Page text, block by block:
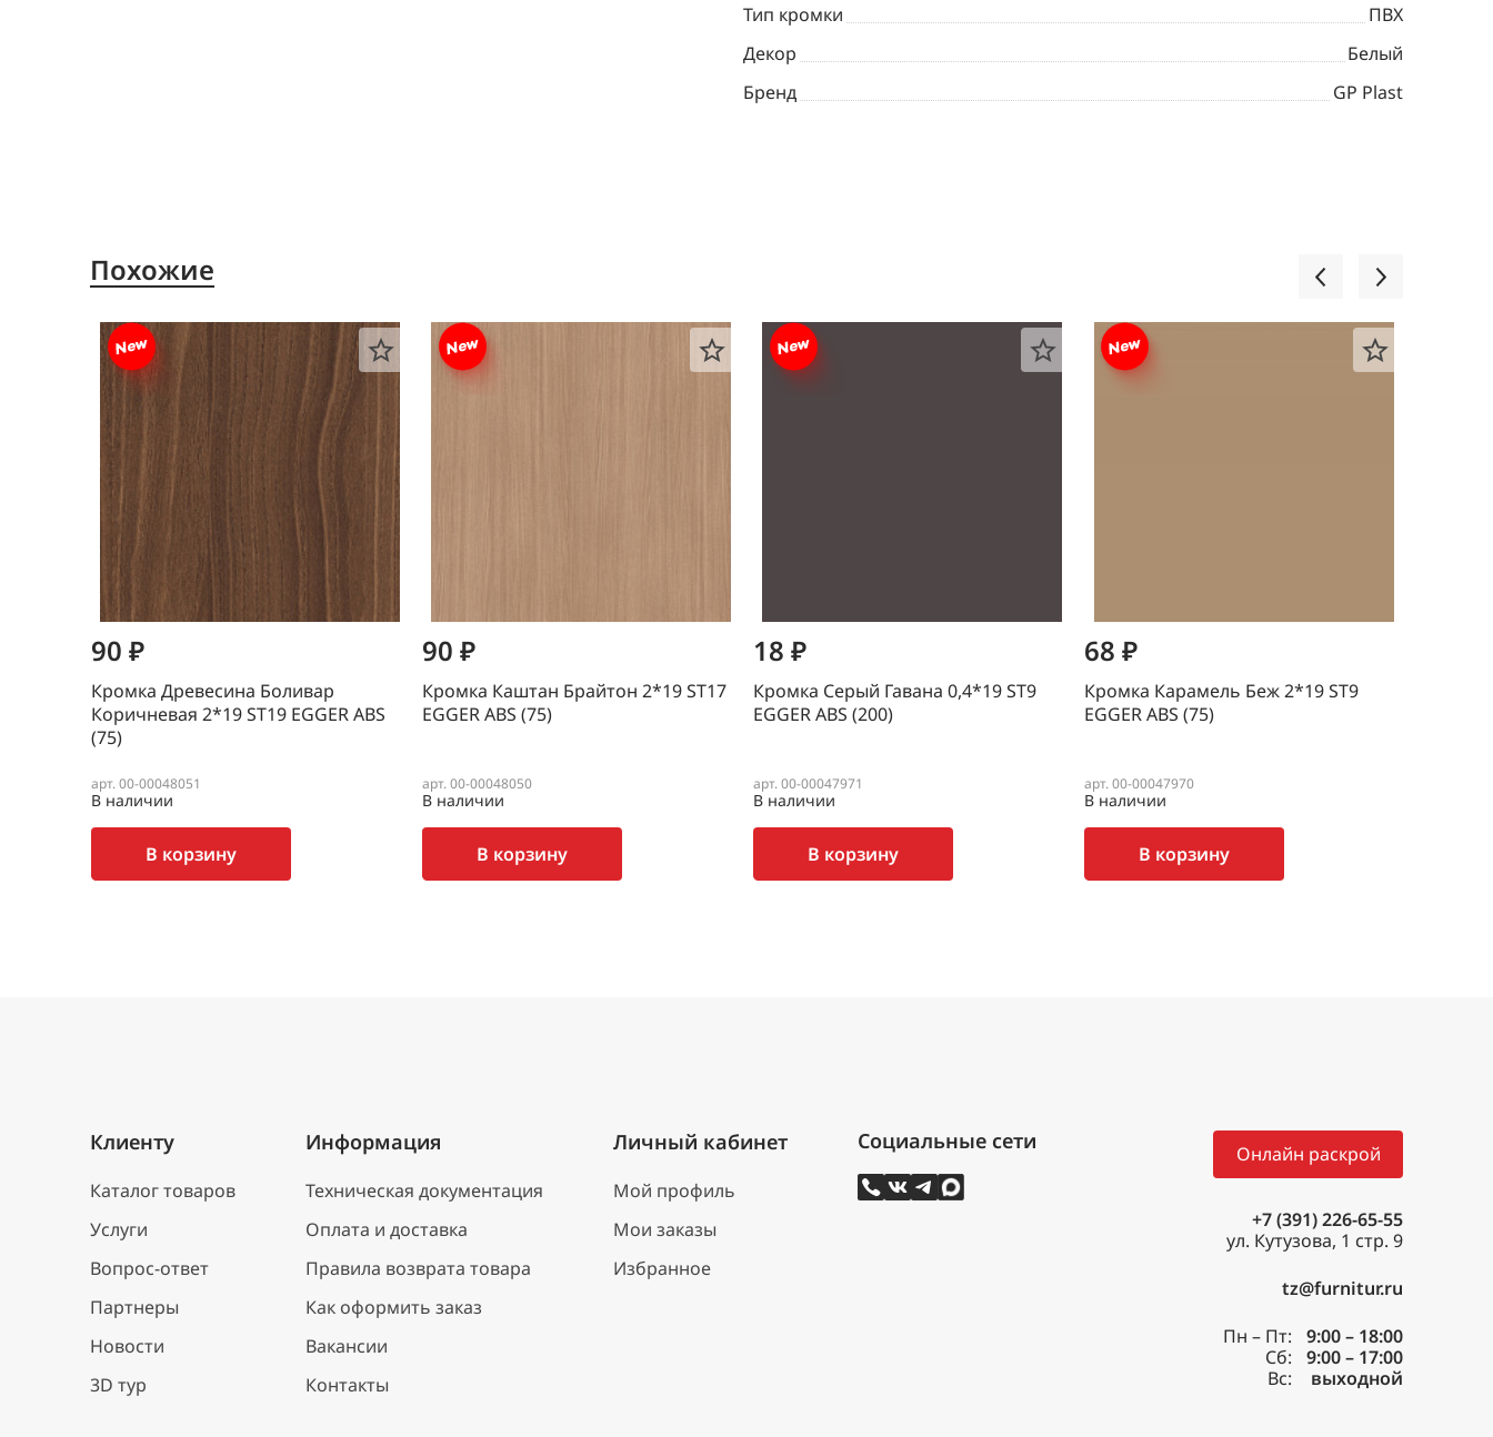
Тип кромки
ПВХ
Декор
Белый
Бренд
GP Plast
Похожие
90 ₽
Кромка Древесина Боливар
Коричневая 2*19 SТ19 EGGER ABS
(75)
арт. 00-00048051
В наличии
В корзину
90 ₽
Кромка Каштан Брайтон 2*19 SТ17
EGGER ABS (75)
арт. 00-00048050
В наличии
В корзину
18 ₽
Кромка Серый Гавана 0,4*19 ST9
EGGER ABS (200)
арт. 00-00047971
В наличии
В корзину
68 ₽
Кромка Карамель Беж 2*19 ST9
EGGER ABS (75)
арт. 00-00047970
В наличии
В корзину
Клиенту
Каталог товаров
Услуги
Вопрос-ответ
Партнеры
Новости
3D тур
Информация
Техническая документация
Оплата и доставка
Правила возврата товара
Как оформить заказ
Вакансии
Контакты
Личный кабинет
Мой профиль
Мои заказы
Избранное
Онлайн раскрой
+7 (391) 226-65-55
ул. Кутузова, 1 стр. 9
tz@furnitur.ru
Пн – Пт:
9:00 – 18:00
Сб:
9:00 – 17:00
Вс:
выходной